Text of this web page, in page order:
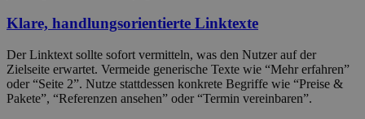
Klare, handlungsorientierte Linktexte
Der Linktext sollte sofort vermitteln, was den Nutzer auf der
Zielseite erwartet. Vermeide generische Texte wie “Mehr erfahren”
oder “Seite 2”. Nutze stattdessen konkrete Begriffe wie “Preise &
Pakete”, “Referenzen ansehen” oder “Termin vereinbaren”.